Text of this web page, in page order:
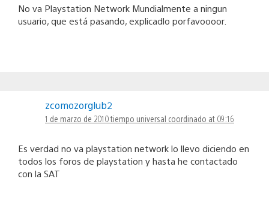
No va Playstation Network Mundialmente a ningun
usuario, que está pasando, explicadlo porfavoooor.
zcomozorglub2
1 de marzo de 2010 tiempo universal coordinado at 09:16
Es verdad no va playstation network lo llevo diciendo en
todos los foros de playstation y hasta he contactado
con la SAT